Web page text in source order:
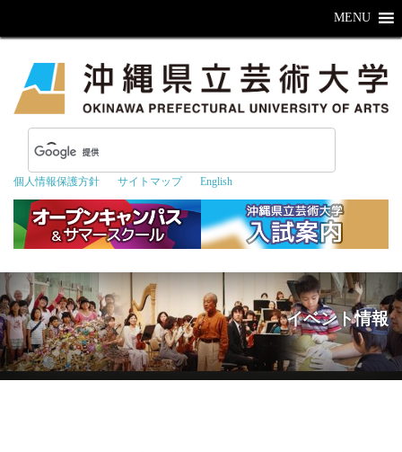
個人情報保護方針 サイトマップ English
MENU
イベント情報